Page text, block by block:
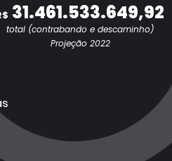
31.461.533.649,92
total (contrabando e descaminho)
Projeção 2022